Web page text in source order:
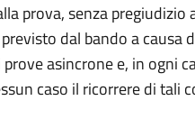
prova, senza pregiudizio
dal bando a causa
asincrone e, in ogni
caso il ricorrere di tali